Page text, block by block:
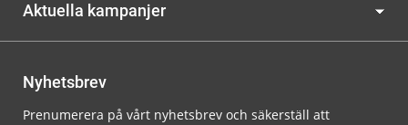
Aktuella kampanjer
Nyhetsbrev
Prenumerera på vårt nyhetsbrev och säkerställ att